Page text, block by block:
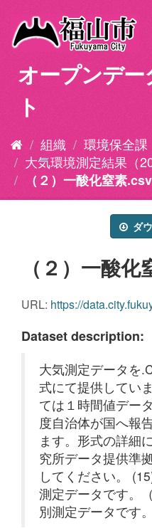
オープンデ
ト
組織
環境保全課
大気環境測定結果（
（２）一酸化窒素.csv
ダ
（２）一酸
URL: https://data.city.fukuyama.hiroshima.jp/dataset/8cd6128a-7dc8-496c-
Dataset description:
大気測定データを
式にて提供してい
ては１時間値デー
度自治体が国へ報
ます。形式の詳細
究所データ提供準
してください。
測定データです。
別測定データです。